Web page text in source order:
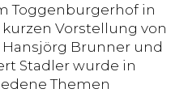
Toggenburgerhof in
Vorstellung von
Brunner und
Stadler wurde in
Themen